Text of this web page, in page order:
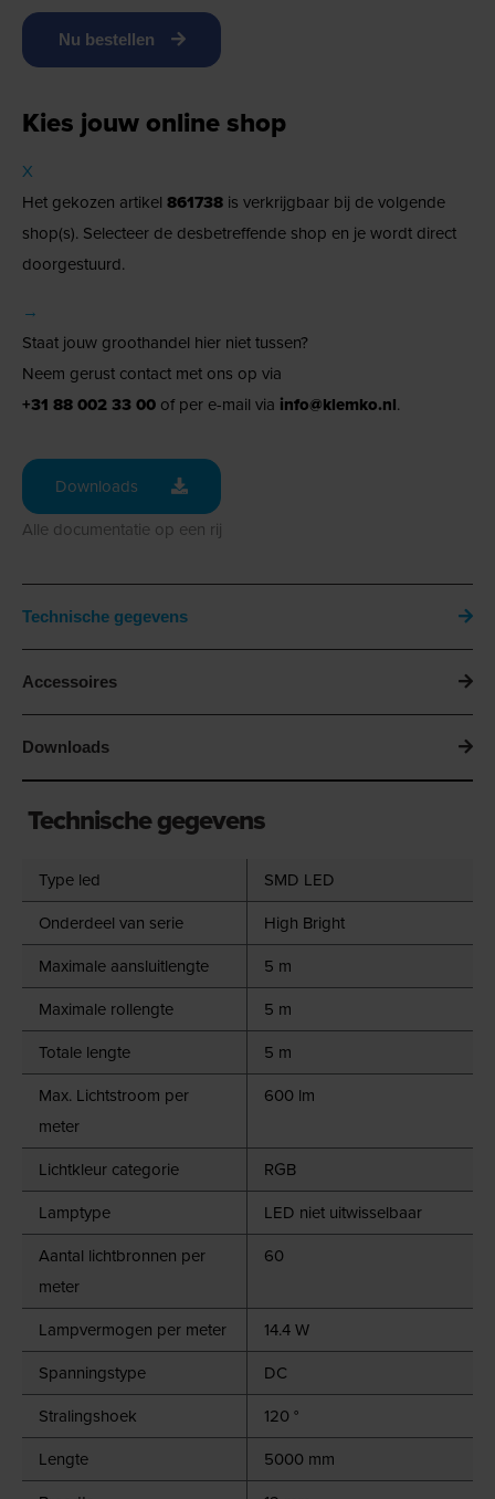
Nu bestellen
Kies jouw online shop
X
Het gekozen artikel 861738 is verkrijgbaar bij de volgende
shop(s). Selecteer de desbetreffende shop en je wordt direct
doorgestuurd.
→
Staat jouw groothandel hier niet tussen?
Neem gerust contact met ons op via
+31 88 002 33 00 of per e-mail via info@klemko.nl.
Downloads
Alle documentatie op een rij
Technische gegevens
Accessoires
Downloads
Technische gegevens
Type led
SMD LED
Onderdeel van serie
High Bright
Maximale aansluitlengte
5 m
Maximale rollengte
5 m
Totale lengte
5 m
Max. Lichtstroom per
meter
600 lm
Lichtkleur categorie
RGB
Lamptype
LED niet uitwisselbaar
Aantal lichtbronnen per
meter
60
Lampvermogen per meter
14.4 W
Spanningstype
DC
Stralingshoek
120 °
Lengte
5000 mm